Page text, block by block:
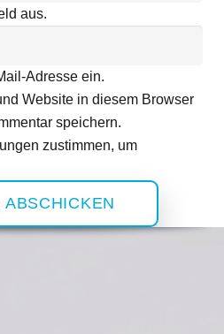
aus.
Adresse ein.
Website in diesem Browser
speichern.
zustimmen, um
ABSCHICKEN